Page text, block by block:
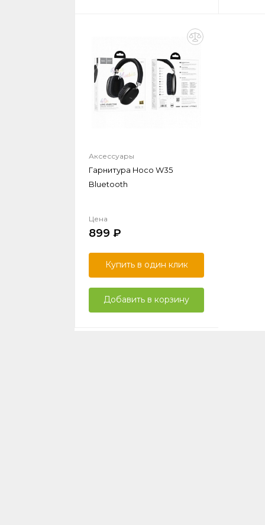
Аксессуары
Гарнитура Hoco W35
Bluetooth
Цена
899
Купить в один клик
Добавить в корзину